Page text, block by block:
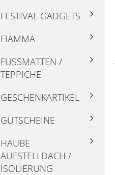
FESTIVAL GADGETS
FIAMMA
FUSSMATTEN / T
EPPICHE
GESCHENKARTIKEL
GUTSCHEINE
HAUBE
AUFSTELLDACH /
ISOLIERUNG